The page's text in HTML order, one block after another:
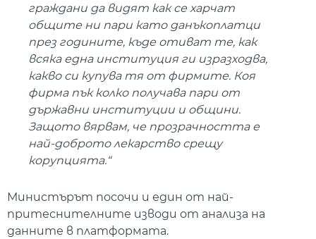
граждани да видят как се харчат
общите ни пари като данъкоплатци
през годините, къде отиват те, как
всяка една институция ги изразходва,
какво си купува тя от фирмите. Коя
фирма пък колко получава пари от
държавни институции и общини.
Защото вярвам, че прозрачността е
най-доброто лекарство срещу
корупцията.“
Министърът посочи и един от най-
притеснителните изводи от анализа на
данните в платформата.